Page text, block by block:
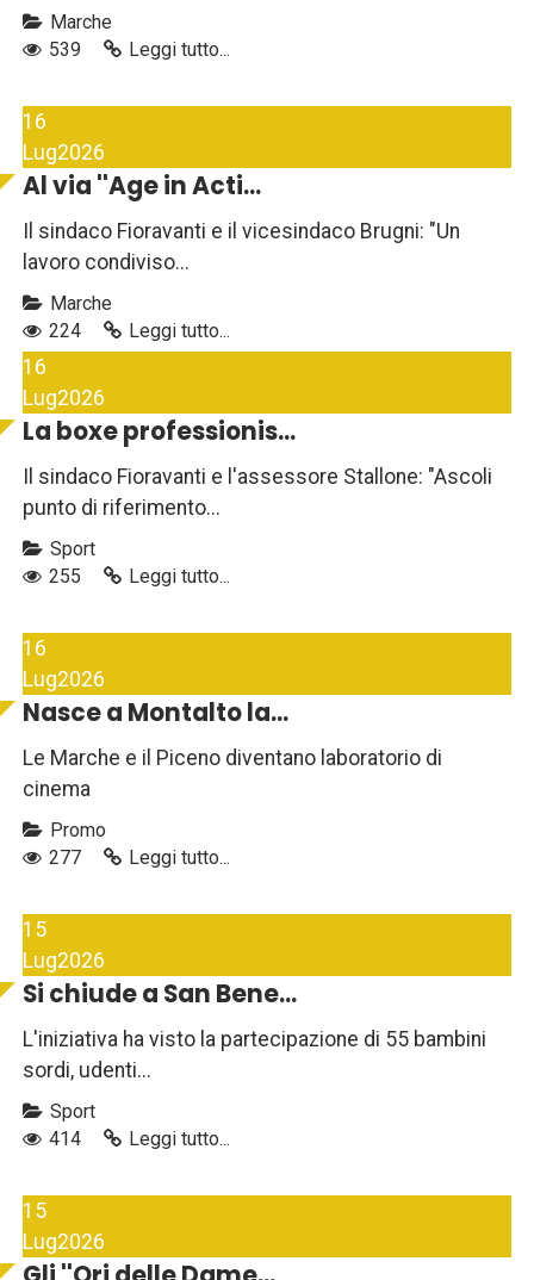
Marche
539
Leggi tutto...
16
Lug2026
Al via ''Age in Acti...
Il sindaco Fioravanti e il vicesindaco Brugni: "Un
lavoro condiviso...
Marche
224
Leggi tutto...
16
Lug2026
La boxe professionis...
Il sindaco Fioravanti e l'assessore Stallone: "Ascoli
punto di riferimento...
Sport
255
Leggi tutto...
16
Lug2026
Nasce a Montalto la...
Le Marche e il Piceno diventano laboratorio di
cinema
Promo
277
Leggi tutto...
15
Lug2026
Si chiude a San Bene...
L'iniziativa ha visto la partecipazione di 55 bambini
sordi, udenti...
Sport
414
Leggi tutto...
15
Lug2026